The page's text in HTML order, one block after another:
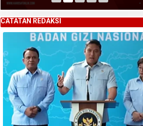
CATATAN REDAKSI